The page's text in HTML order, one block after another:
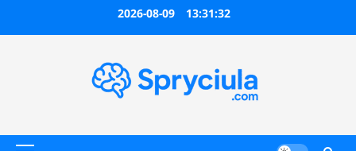
2026-08-09 13:31:33